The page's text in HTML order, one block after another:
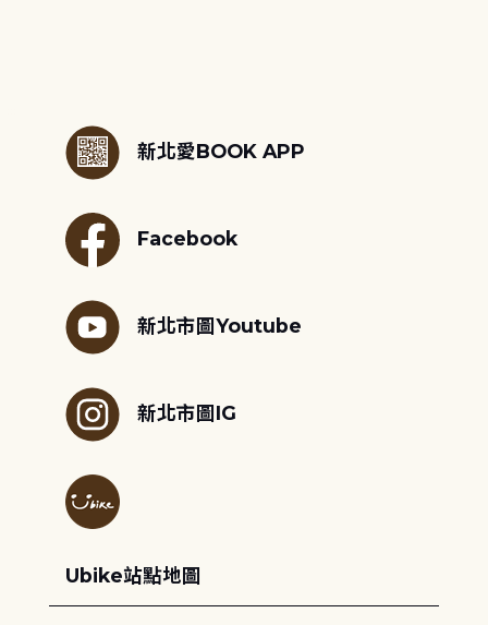
新北愛BOOK APP
Facebook
新北市圖Youtube
新北市圖IG
Ubike站點地圖